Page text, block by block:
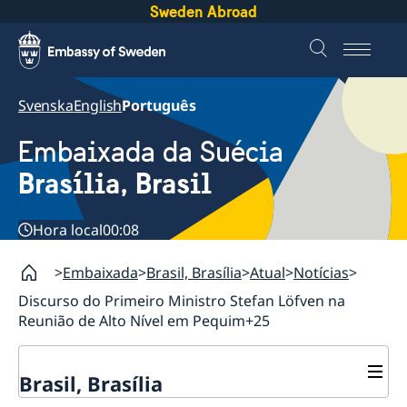
Sweden Abroad
SvenskaEnglishPortuguês
Embaixada da Suécia
Brasília, Brasil
Hora local00:08
Embaixada Brasil, Brasília Atual Notícias
Discurso do Primeiro Ministro Stefan Löfven na
Reunião de Alto Nível em Pequim+25
Brasil, Brasília